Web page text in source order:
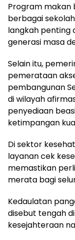
Program makan
berbagai
langkah penting
generasi masa
Selain itu,
pemerataan
pembangunan
di wilayah
penyediaan
ketimpangan
Di sektor
layanan cek
memastikan
merata bagi
Kedaulatan
disebut tengah
kesejahteraan